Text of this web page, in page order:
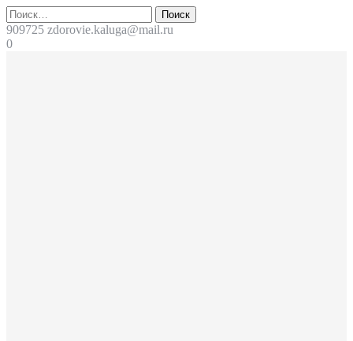
Перейти
к
содержимому
Поиск
909725 zdorovie.kaluga@mail.ru
0